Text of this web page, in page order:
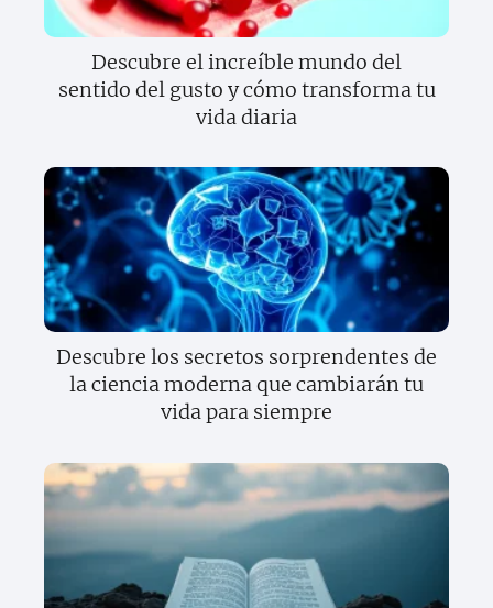
Descubre el increíble mundo del
sentido del gusto y cómo transforma tu
vida diaria
Descubre los secretos sorprendentes de
la ciencia moderna que cambiarán tu
vida para siempre